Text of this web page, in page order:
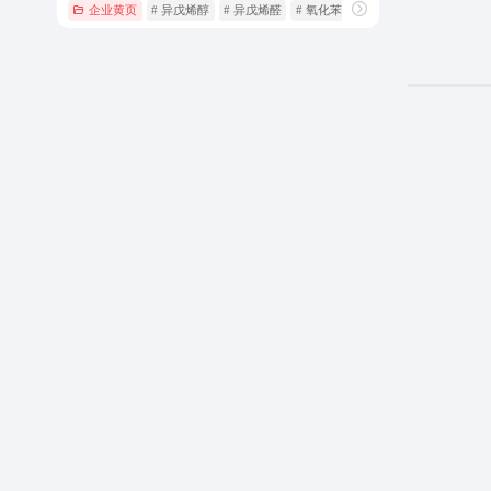
企业黄页 # 异戊烯醇 # 异戊烯醛 # 氧化苯乙烯